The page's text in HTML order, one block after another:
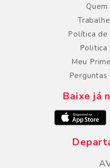
Política de
Politica
Meu
Baixe já